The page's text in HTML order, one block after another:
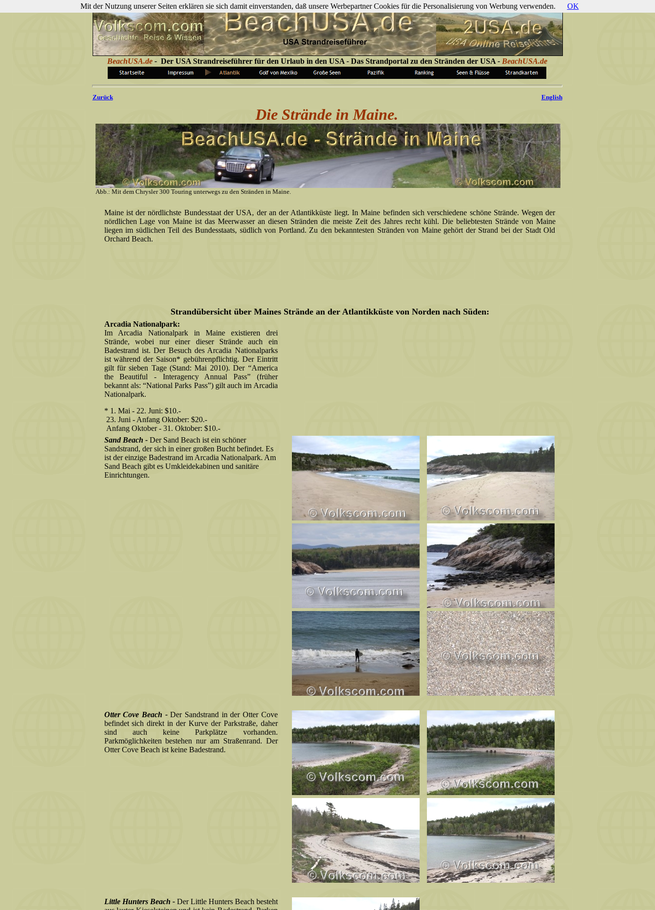
BeachUSA.de - Der USA Strandreiseführer für den Urlaub in den USA - Das Strandportal zu den Stränden der USA - BeachUSA.de
Zurück English
Die Strände in Maine.
Abb.: Mit dem Chrysler 300 Touring unterwegs zu den Stränden in Maine.
Maine ist der nördlichste Bundesstaat der USA, der an der Atlantikküste liegt. In Maine befinden sich verschiedene schöne Strände. Wegen der
nördlichen Lage von Maine ist das Meerwasser an diesen Stränden die meiste Zeit des Jahres recht kühl. Die beliebtesten Strände von Maine
liegen im südlichen Teil des Bundesstaats, südlich von Portland. Zu den bekanntesten Stränden von Maine gehört der Strand bei der Stadt Old
Orchard Beach.
Strandübersicht über Maines Strände an der Atlantikküste von Norden nach Süden:
Arcadia Nationalpark:
Im Arcadia Nationalpark in Maine existieren drei
Strände, wobei nur einer dieser Strände auch ein
Badestrand ist. Der Besuch des Arcadia Nationalparks
ist während der Saison* gebührenpflichtig. Der Eintritt
gilt für sieben Tage (Stand: Mai 2010). Der “America
the Beautiful - Interagency Annual Pass” (früher
bekannt als: “National Parks Pass”) gilt auch im Arcadia
Nationalpark.
* 1. Mai - 22. Juni: $10.-
23. Juni - Anfang Oktober: $20.-
Anfang Oktober - 31. Oktober: $10.-
Sand Beach -Der Sand Beach ist ein schöner
Sandstrand, der sich in einer großen Bucht befindet. Es
ist der einzige Badestrand im Arcadia Nationalpark. Am
Sand Beach gibt es Umkleidekabinen und sanitäre
Einrichtungen.
Otter Cove Beach -Der Sandstrand in der Otter Cove
befindet sich direkt in der Kurve der Parkstraße, daher
sind auch keine Parkplätze vorhanden.
Parkmöglichkeiten bestehen nur am Straßenrand. Der
Otter Cove Beach ist keine Badestrand.
Little Hunters Beach -Der Little Hunters Beach besteht
Mit der Nutzung unserer Seiten erklären sie sich damit einverstanden, daß unsere Werbepartner Cookies für die Personalisierung von Werbung verwenden. OK